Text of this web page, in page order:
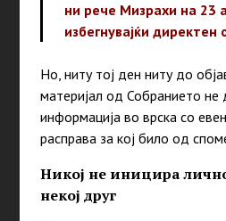
ни рече Мизрахи на 23
избегнувајќи директен
Но, ниту тој ден ниту до
материјал од Собранието не
информација во врска со
расправа за кој било од
Никој не иницира
некој друг